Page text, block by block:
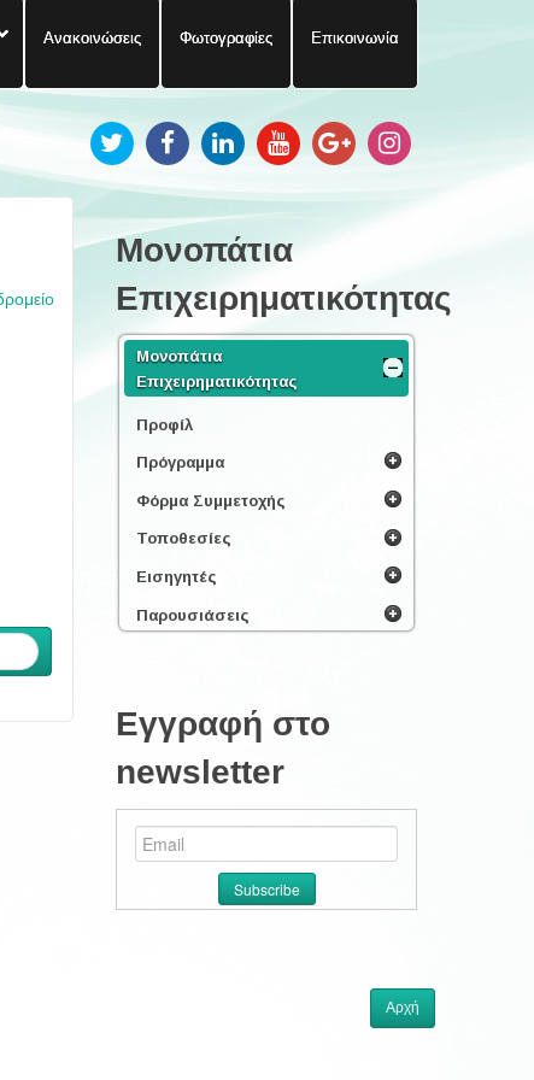
Ανακοινώσεις Φωτογραφίες Επικοινωνία
Μονοπάτια
Επιχειρηματικότητας
Μονοπάτια
Επιχειρηματικότητας
Προφίλ
Πρόγραμμα
Φόρμα Συμμετοχής
Τοποθεσίες
Εισηγητές
Παρουσιάσεις
Εγγραφή στο
newsletter
Αρχή